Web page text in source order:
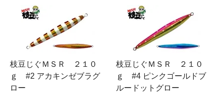
枝豆じぐＭＳＲ ２１０
ｇ #2 アカキンゼブラグ
ロー
枝豆じぐＭＳＲ ２１０
ｇ #4 ピンクゴールドブ
ルードットグロー